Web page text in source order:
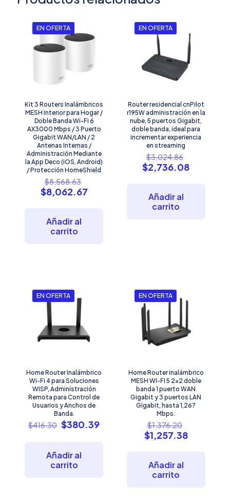
EN OFERTA
Kit 3 Routers Inalámbricos
MESH Interior para Hogar /
Doble Banda Wi-Fi 6
AX3000 Mbps / 3 Puerto
Gigabit WAN/LAN / 2
Antenas Internas /
Administración Mediante
la App Deco (iOS, Android)
/ Protección HomeShield
$8,568.63
precio
$8,062.67El
Añadir al
carrito
EN OFERTA
Router residencial cnPilot
r195W administración en la
nube, 5 puertos Gigabit,
doble banda, ideal para
incrementar experiencia
en streaming
$3,024.86
precio
$2,736.08El
Añadir al
carrito
EN OFERTA
Home Router Inalámbrico
Wi-Fi 4 para Soluciones
WISP, Administración
Remota para Control de
Usuarios y Anchos de
Banda.
$416.30 El
era:
$416.30.
$380.39El
Añadir al
carrito
EN OFERTA
Home Router inalámbrico
MESH WI-FI 5 2×2 doble
banda 1 puerto WAN
Gigabit y 3 puertos LAN
Gigabit, hasta 1,267
Mbps.
$1,376.20
precio
$1,257.38El
Añadir al
carrito